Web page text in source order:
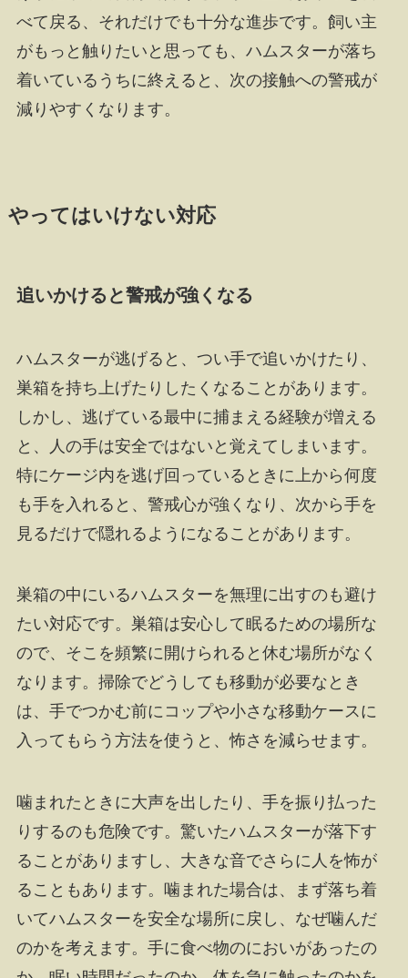
べて戻る、それだけでも十分な進歩です。飼い主
がもっと触りたいと思っても、ハムスターが落ち
着いているうちに終えると、次の接触への警戒が
減りやすくなります。
やってはいけない対応
追いかけると警戒が強くなる
ハムスターが逃げると、つい手で追いかけたり、
巣箱を持ち上げたりしたくなることがあります。
しかし、逃げている最中に捕まえる経験が増える
と、人の手は安全ではないと覚えてしまいます。
特にケージ内を逃げ回っているときに上から何度
も手を入れると、警戒心が強くなり、次から手を
見るだけで隠れるようになることがあります。
巣箱の中にいるハムスターを無理に出すのも避け
たい対応です。巣箱は安心して眠るための場所な
ので、そこを頻繁に開けられると休む場所がなく
なります。掃除でどうしても移動が必要なとき
は、手でつかむ前にコップや小さな移動ケースに
入ってもらう方法を使うと、怖さを減らせます。
噛まれたときに大声を出したり、手を振り払った
りするのも危険です。驚いたハムスターが落下す
ることがありますし、大きな音でさらに人を怖が
ることもあります。噛まれた場合は、まず落ち着
いてハムスターを安全な場所に戻し、なぜ噛んだ
のかを考えます。手に食べ物のにおいがあったの